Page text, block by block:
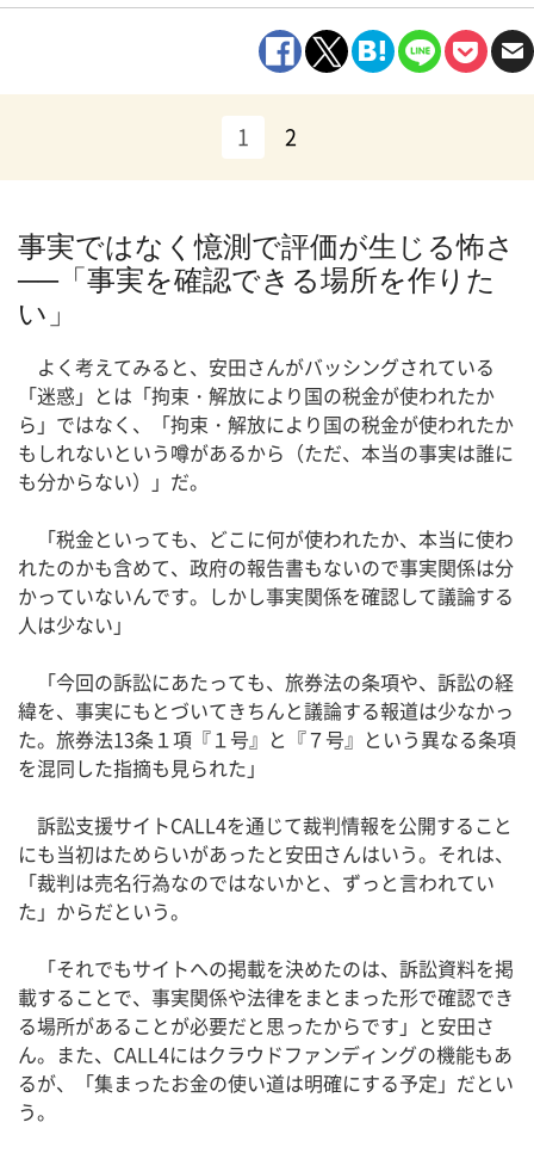
1 2
事実ではなく憶測で評価が生じる怖さ
──「事実を確認できる場所を作りた
い」
よく考えてみると、安田さんがバッシングされている
「迷惑」とは「拘束・解放により国の税金が使われたか
ら」ではなく、「拘束・解放により国の税金が使われたか
もしれないという噂があるから（ただ、本当の事実は誰に
も分からない）」だ。
「税金といっても、どこに何が使われたか、本当に使わ
れたのかも含めて、政府の報告書もないので事実関係は分
かっていないんです。しかし事実関係を確認して議論する
人は少ない」
「今回の訴訟にあたっても、旅券法の条項や、訴訟の経
緯を、事実にもとづいてきちんと議論する報道は少なかっ
た。旅券法13条１項『１号』と『７号』という異なる条項
を混同した指摘も見られた」
訴訟支援サイトCALL4を通じて裁判情報を公開すること
にも当初はためらいがあったと安田さんはいう。それは、
「裁判は売名行為なのではないかと、ずっと言われてい
た」からだという。
「それでもサイトへの掲載を決めたのは、訴訟資料を掲
載することで、事実関係や法律をまとまった形で確認でき
る場所があることが必要だと思ったからです」と安田さ
ん。また、CALL4にはクラウドファンディングの機能もあ
るが、「集まったお金の使い道は明確にする予定」だとい
う。